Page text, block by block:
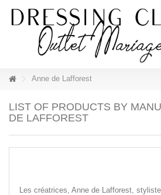
Anne de Lafforest
LIST OF PRODUCTS BY
DE LAFFOREST
Les créatrices, Anne de Lafforest,